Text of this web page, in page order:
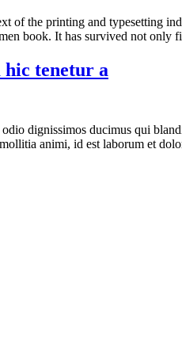
of the printing and typesetting
book. It has survived not only
tenetur a
dignissimos ducimus qui
animi, id est laborum et